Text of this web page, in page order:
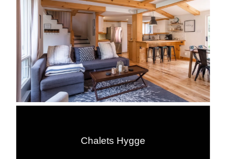
Chalets Hygge